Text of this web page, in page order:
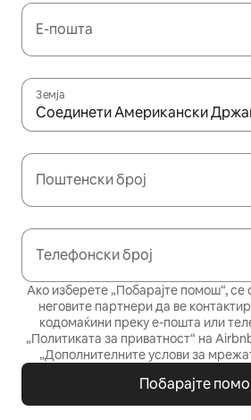
Е-пошта
Земја
Соединети Американски
Поштенски број
Телефонски број
Ако изберете „Побарајте помош“, се
неговите партнери да ве
кодомаќини преку е-пошта или
„Политиката за приватност“ на
„Дополнителните услови за
Побарајте